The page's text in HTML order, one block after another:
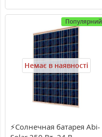
Популярний
Немає в наявності
⚡Солнечная батарея Abi-